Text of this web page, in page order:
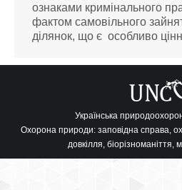
ознаками кримінального
фактом самовільного
ділянок, що є особливо
Українська
Охорона природи: заповідна справа,
довкілля,